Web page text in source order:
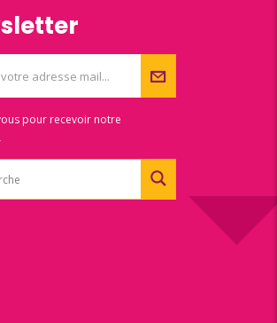
pour recevoir notre